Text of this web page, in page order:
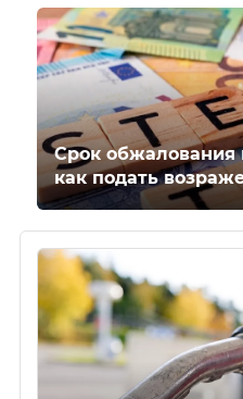
Срок обжалования
как подать